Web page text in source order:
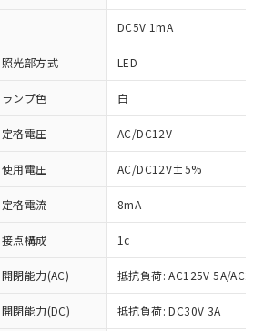
DC5V 1mA
照光部方式 LED
ランプ色 白
定格電圧 AC/DC12V
使用電圧 AC/DC12V±5%
定格電流 8mA
接点構成 1c
開閉能力(AC) 抵抗負荷: AC125V 5A/
開閉能力(DC) 抵抗負荷: DC30V 3A